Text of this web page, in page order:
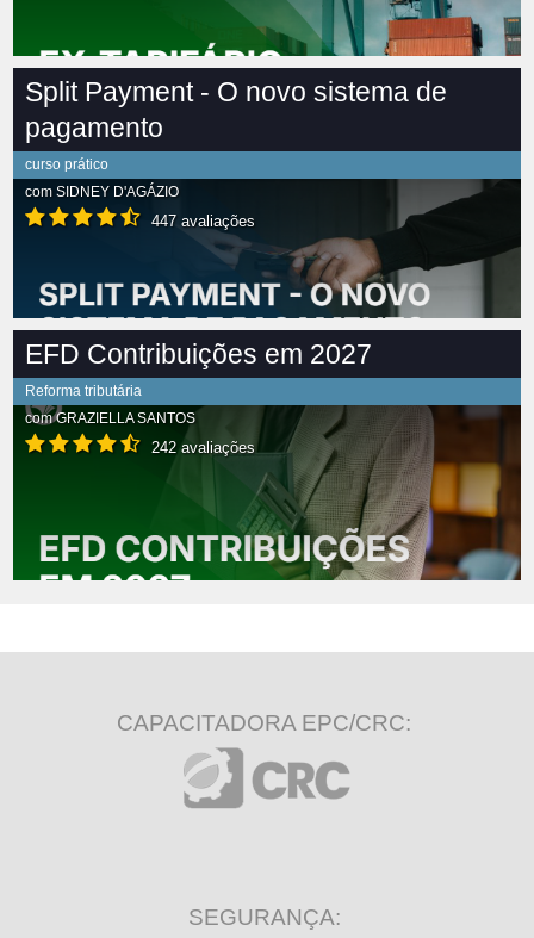
Split Payment - O novo sistema de
pagamento
curso prático
com SIDNEY D'AGÁZIO
447 avaliações
EFD Contribuições em 2027
Reforma tributária
comGRAZIELLA SANTOS
242 avaliações
CAPACITADORA EPC/CRC:
SEGURANÇA: